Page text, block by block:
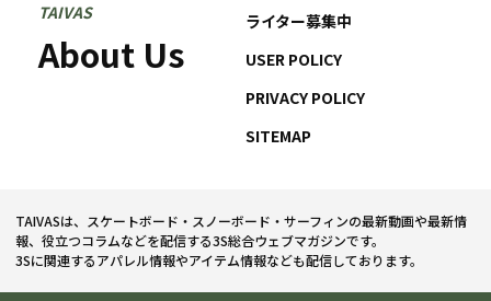
TAIVAS
About Us
ライター募集中
USER POLICY
PRIVACY POLICY
SITEMAP
TAIVASは、スケートボード・スノーボード・サーフィンの最新動画や最新情
報、役立つコラムなどを配信する3S総合ウェブマガジンです。
3Sに関連するアパレル情報やアイテム情報なども配信しております。